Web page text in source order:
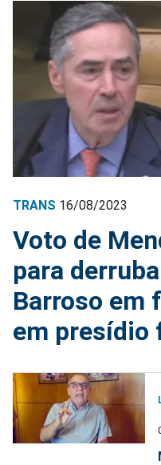
TRANS 16/08/2023
Voto de
para
Barroso em
em presídio